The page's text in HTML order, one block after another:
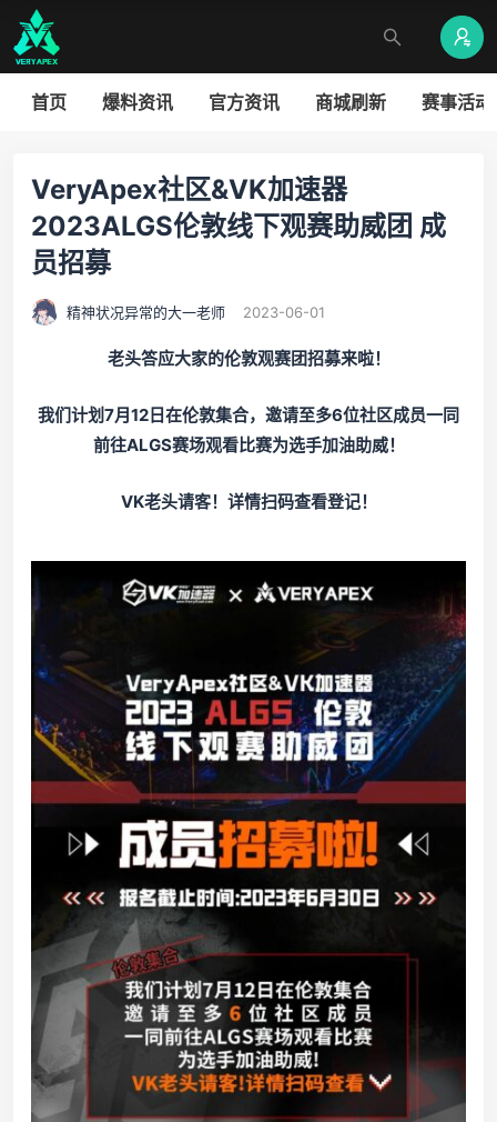
首页 爆料资讯 官方资讯 商城刷新 赛事活动
VeryApex社区&VK加速器
2023ALGS伦敦线下观赛助威团 成
员招募
精神状况异常的大一老师 2023-06-01
老头答应大家的伦敦观赛团招募来啦！
我们计划7月12日在伦敦集合，邀请至多6位社区成员一同
前往ALGS赛场观看比赛为选手加油助威！
VK老头请客！详情扫码查看登记！